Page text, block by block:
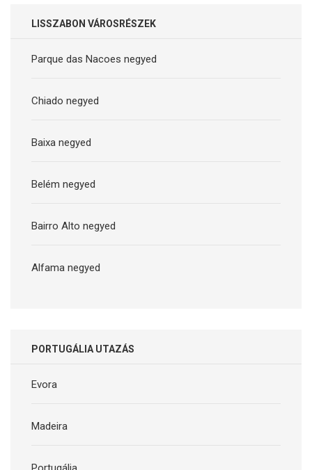
LISSZABON VÁROSRÉSZEK
Parque das Nacoes negyed
Chiado negyed
Baixa negyed
Belém negyed
Bairro Alto negyed
Alfama negyed
PORTUGÁLIA UTAZÁS
Evora
Madeira